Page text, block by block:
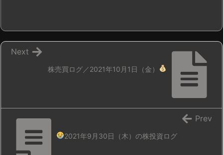
株売買ログ／2021年10月1日（金）
Next
2021年9月30日（木）の株投資ログ
Prev